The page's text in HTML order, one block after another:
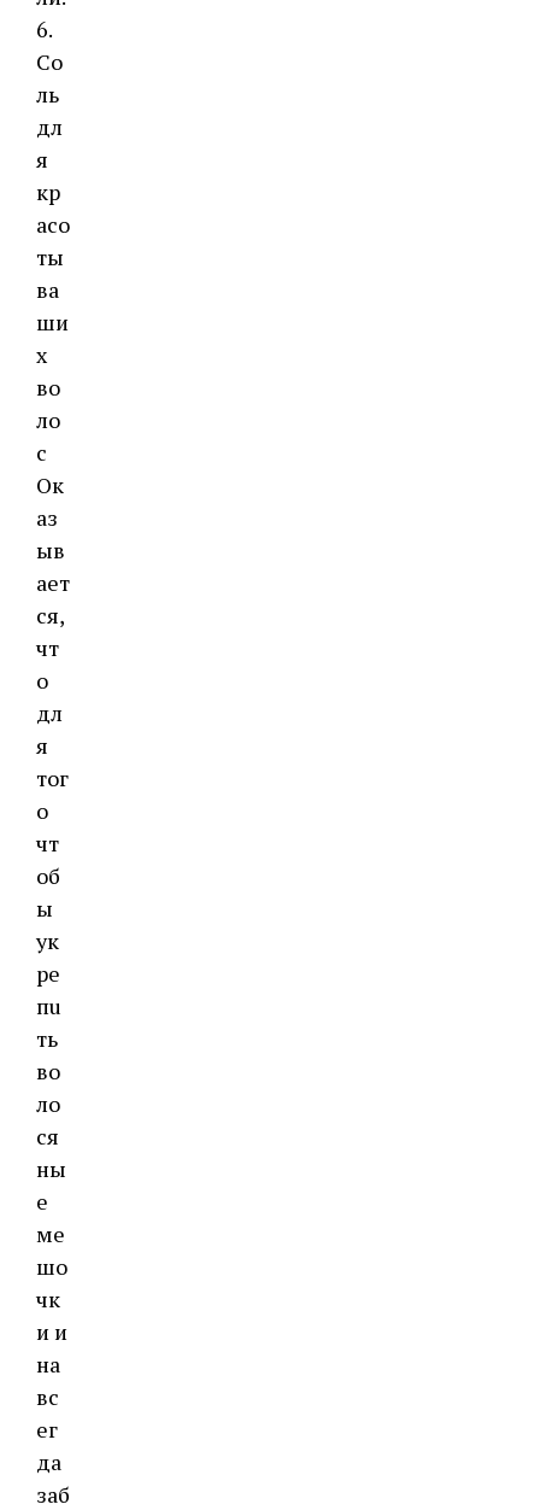
6.
Со
ль
дл
я
кр
асо
ты
ва
ши
х
во
ло
с
Ок
аз
ыв
ает
ся,
чт
о
дл
я
тог
о
чт
об
ы
ук
ре
пu
ть
во
ло
ся
ны
е
ме
шо
чк
и и
на
вс
ег
да
заб